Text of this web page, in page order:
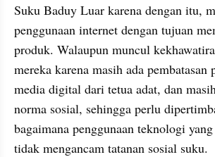
Suku Baduy Luar karena dengan itu,
penggunaan internet dengan tujuan
produk. Walaupun muncul
mereka karena masih ada pembatasan
media digital dari tetua adat, dan
norma sosial, sehingga perlu
bagaimana penggunaan teknologi
tidak mengancam tatanan sosial suku.